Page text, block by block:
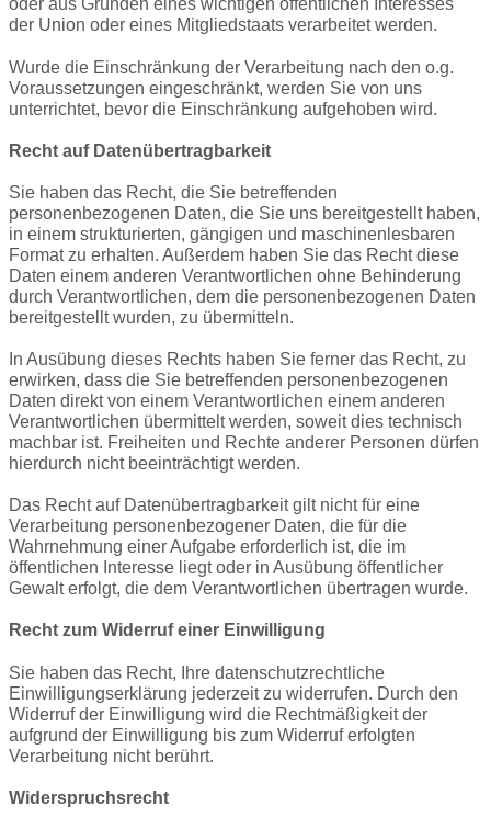
oder aus Gründen eines wichtigen öffentlichen Interesses
der Union oder eines Mitgliedstaats verarbeitet werden.
Wurde die Einschränkung der Verarbeitung nach den o.g.
Voraussetzungen eingeschränkt, werden Sie von uns
unterrichtet, bevor die Einschränkung aufgehoben wird.
Recht auf Datenübertragbarkeit
Sie haben das Recht, die Sie betreffenden
personenbezogenen Daten, die Sie uns bereitgestellt haben,
in einem strukturierten, gängigen und maschinenlesbaren
Format zu erhalten. Außerdem haben Sie das Recht diese
Daten einem anderen Verantwortlichen ohne Behinderung
durch Verantwortlichen, dem die personenbezogenen Daten
bereitgestellt wurden, zu übermitteln.
In Ausübung dieses Rechts haben Sie ferner das Recht, zu
erwirken, dass die Sie betreffenden personenbezogenen
Daten direkt von einem Verantwortlichen einem anderen
Verantwortlichen übermittelt werden, soweit dies technisch
machbar ist. Freiheiten und Rechte anderer Personen dürfen
hierdurch nicht beeinträchtigt werden.
Das Recht auf Datenübertragbarkeit gilt nicht für eine
Verarbeitung personenbezogener Daten, die für die
Wahrnehmung einer Aufgabe erforderlich ist, die im
öffentlichen Interesse liegt oder in Ausübung öffentlicher
Gewalt erfolgt, die dem Verantwortlichen übertragen wurde.
Recht zum Widerruf einer Einwilligung
Sie haben das Recht, Ihre datenschutzrechtliche
Einwilligungserklärung jederzeit zu widerrufen. Durch den
Widerruf der Einwilligung wird die Rechtmäßigkeit der
aufgrund der Einwilligung bis zum Widerruf erfolgten
Verarbeitung nicht berührt.
Widerspruchsrecht